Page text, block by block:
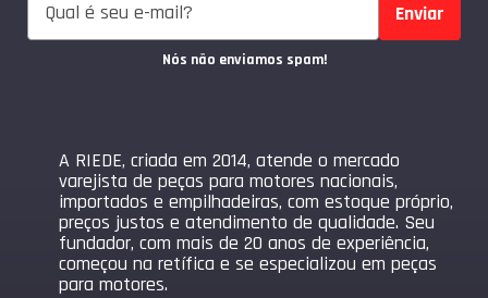
Enviar
Nós não enviamos spam!
A RIEDE, criada em 2014, atende o mercado
varejista de peças para motores nacionais,
importados e empilhadeiras, com estoque próprio,
preços justos e atendimento de qualidade. Seu
fundador, com mais de 20 anos de experiência,
começou na retífica e se especializou em peças
para motores.